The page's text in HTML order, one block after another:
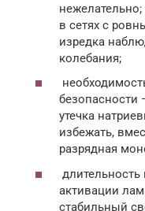
в сетях с
изредка
колебания;
безопасности
утечка
избежать,
разрядная
активации
стабильный